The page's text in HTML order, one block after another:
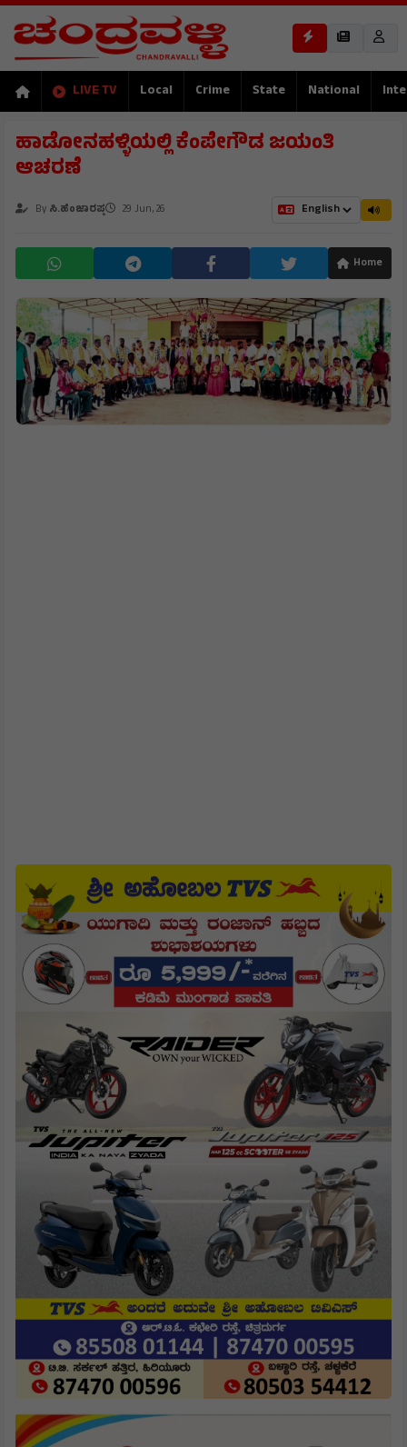
LIVE TV Local Crime State National
ಹಾಡೋನಹಳ್ಳಿಯಲ್ಲಿ ಕೆಂಪೇಗೌಡ ಜಯಂತಿ
ಆಚರಣೆ
By ಸಿ.ಹೆಂಜಾರಪ್ಪ 29 Jun, 26
Home